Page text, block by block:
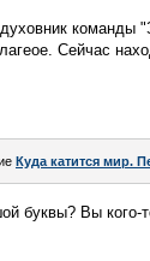
команды
Сейчас
Куда катится мир.
буквы? Вы кого-